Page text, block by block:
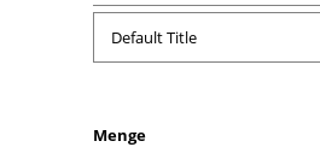
Menge